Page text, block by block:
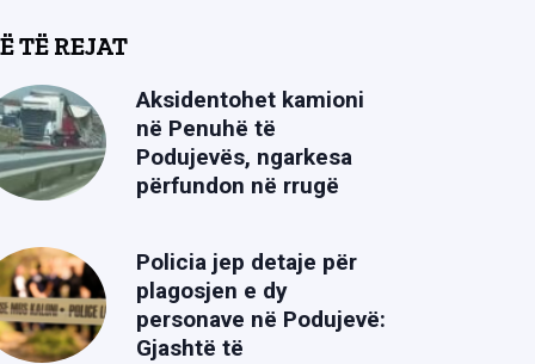
TË REJAT
Aksidentohet kamioni
në Penuhë të
Podujevës, ngarkesa
përfundon në rrugë
Policia jep detaje për
plagosjen e dy
personave në Podujevë:
Gjashtë të